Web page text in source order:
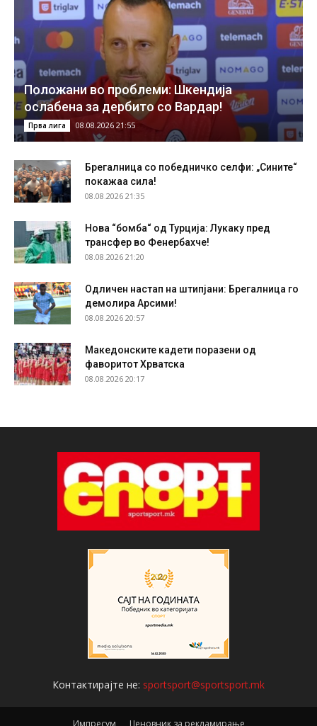
Положани во проблеми: Шкендија
ослабена за дербито со Вардар!
Прва лига 08.08.2026 21:55
Брегалница со победничко селфи: „Сините“
покажаа сила!
08.08.2026 21:35
Нова “бомба“ од Турција: Лукаку пред
трансфер во Фенербахче!
08.08.2026 21:20
Одличен настап на штипјани: Брегалница го
демолира Арсими!
08.08.2026 20:57
Македонските кадети поразени од
фаворитот Хрватска
08.08.2026 20:17
Контактирајте не: sportsport@sportsport.mk
Импресум Ценовник за рекламирање